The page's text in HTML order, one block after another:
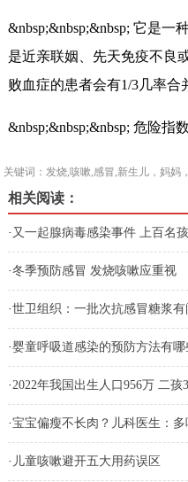
&nbsp;&nbsp;&nbsp; 它是一
是近亲联姻、先天免疫不良
败血症的患者会有1/3几率合
&nbsp;&nbsp;&nbsp; 危
关键词：发烧,咳嗽,感冒,新生儿，妈妈
相关阅读：
· 又一起腺病毒感染事件 上百名
·冬季预防感冒 发烧咳嗽应重视
·世卫组织：一批次抗感冒糖浆
·婴童呼吸道感染的预防方法有哪
·2022年我国出生人口956万 二孩
·宝宝偏瘦不长肉？儿科医生：
· 儿童咳嗽避开五大用药误区